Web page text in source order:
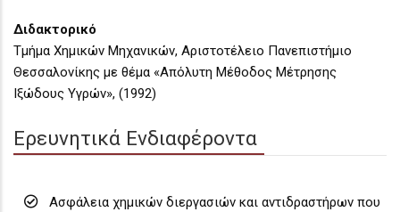
Διδακτορικό
Τμήμα Χημικών Μηχανικών, Αριστοτέλειο Πανεπιστήμιο
Θεσσαλονίκης με θέμα «Απόλυτη Μέθοδος Μέτρησης
Ιξώδους Υγρών», (1992)
Ερευνητικά Ενδιαφέροντα
Ασφάλεια χημικών διεργασιών και αντιδραστήρων που